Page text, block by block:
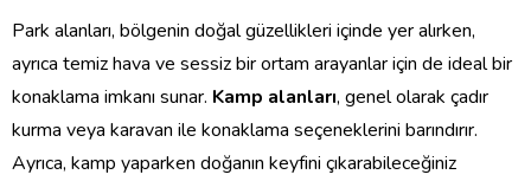
Park alanları, bölgenin doğal güzellikleri içinde yer alırken,
ayrıca temiz hava ve sessiz bir ortam arayanlar için de ideal bir
konaklama imkanı sunar. Kamp alanları, genel olarak çadır
kurma veya karavan ile konaklama seçeneklerini barındırır.
Ayrıca, kamp yaparken doğanın keyfini çıkarabileceğiniz